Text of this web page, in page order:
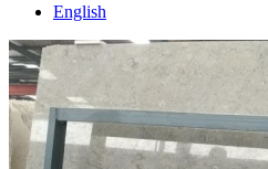
English